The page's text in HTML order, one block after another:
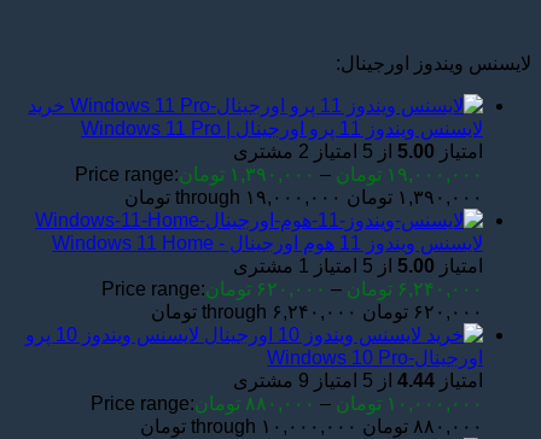
لایسنس ویندوز اورجینال:
خرید
لایسنس ویندوز 11 پرو اورجینال | Windows 11 Pro
امتیاز 5.00 از 5 امتیاز 2 مشتری
۱۹,۰۰۰,۰۰۰ تومان – ۱,۳۹۰,۰۰۰ تومانPrice range:
۱,۳۹۰,۰۰۰ تومان through ۱۹,۰۰۰,۰۰۰ تومان
لایسنس ویندوز 11 هوم اورجینال - Windows 11 Home
امتیاز 5.00 از 5 امتیاز 1 مشتری
۶,۲۴۰,۰۰۰ تومان – ۶۲۰,۰۰۰ تومانPrice range:
۶۲۰,۰۰۰ تومان through ۶,۲۴۰,۰۰۰ تومان
لایسنس ویندوز 10 پرو
اورجینال-Windows 10 Pro
امتیاز 4.44 از 5 امتیاز 9 مشتری
۱۰,۰۰۰,۰۰۰ تومان – ۸۸۰,۰۰۰ تومانPrice range:
۸۸۰,۰۰۰ تومان through ۱۰,۰۰۰,۰۰۰ تومان